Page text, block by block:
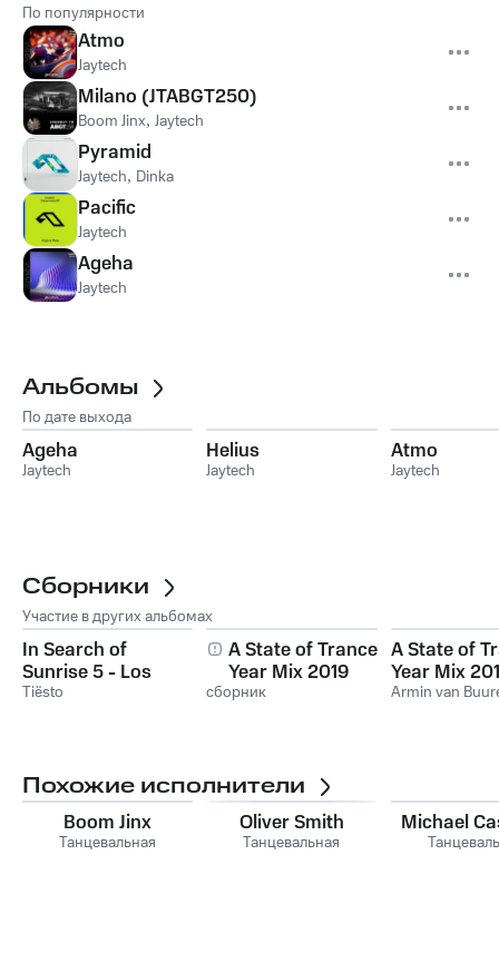
По популярности
Atmo
Jaytech
Milano (JTABGT250)
Boom Jinx, Jaytech
Pyramid
Jaytech, Dinka
Pacific
Jaytech
Ageha
Jaytech
Альбомы
По дате выхода
Ageha
Jaytech
Helius
Jaytech
Atmo
Jaytech
Сборники
Участие в других альбомах
In Search of
Sunrise 5 - Los
Angeles
Tiësto
A State of Trance
Year Mix 2019
сборник
A State of
Year Mix
Armin van
Похожие исполнители
Boom Jinx
Танцевальная
Oliver Smith
Танцевальная
Michael